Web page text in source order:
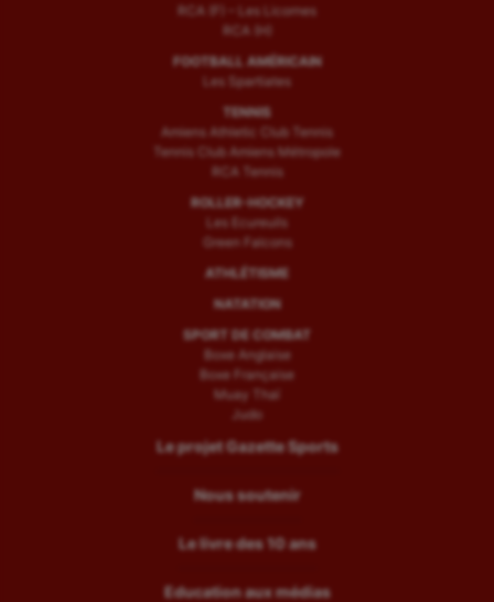
RCA (F) – Les Licornes
RCA (H)
FOOTBALL AMÉRICAIN
Les Spartiates
TENNIS
Amiens Athletic Club Tennis
Tennis Club Amiens Métropole
RCA Tennis
ROLLER-HOCKEY
Les Ecureuils
Green Falcons
ATHLÉTISME
NATATION
SPORT DE COMBAT
Boxe Anglaise
Boxe Française
Muay Thaï
Judo
Le projet Gazette Sports
Nous soutenir
Le livre des 10 ans
Education aux médias